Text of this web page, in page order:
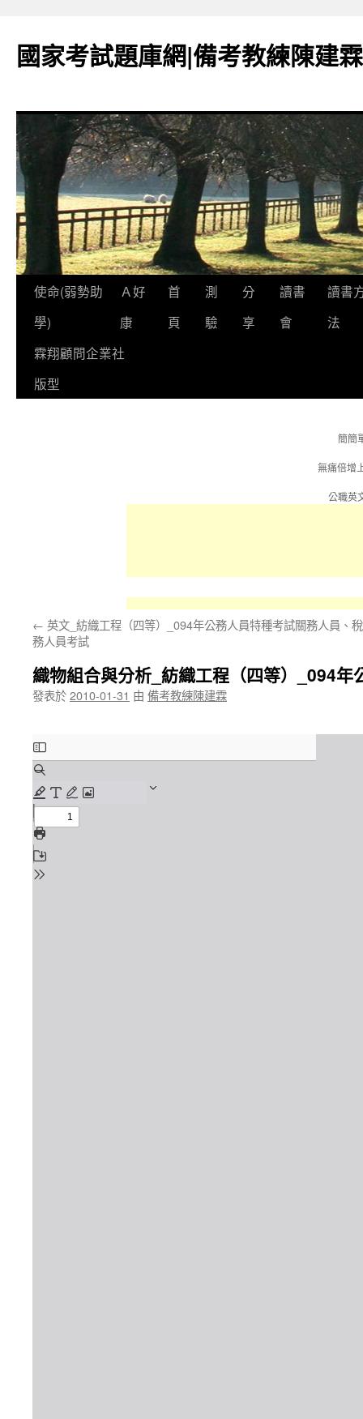
國家考試題庫網|備考教練陳建霖
跳使命(弱勢助
學)
Ａ好
康
首
頁
測
驗
分
享
讀書
會
讀書
法
霖翔顧問企業社
版型
簡簡
無痛倍增
公職英
← 英文_紡織工程（四等）_094年公務人員特種考試關務人員、稅
務人員考試
織物組合與分析_紡織工程（四等）_094
發表於2010-01-31 由 備考教練陳建霖